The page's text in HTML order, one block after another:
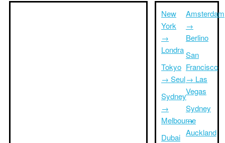
New
York
→
Londra
Tokyo
→ Seul
Sydney
→
Melbourne
Dubai
Amsterdam
→
Berlino
San
Francisco
→ Las
Vegas
Sydney
→
Auckland